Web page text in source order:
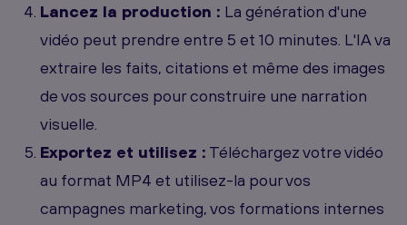
Lancez la production : La génération d'une
vidéo peut prendre entre 5 et 10 minutes. L'IA va
extraire les faits, citations et même des images
de vos sources pour construire une narration
visuelle.
Exportez et utilisez : Téléchargez votre vidéo
au format MP4 et utilisez-la pour vos
campagnes marketing, vos formations internes